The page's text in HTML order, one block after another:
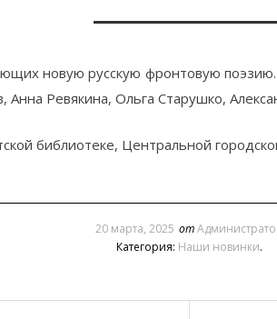
новую русскую фронтовую
Ревякина, Ольга Старушко,
библиотеке, Центральной
20 марта, 2025 от
Категория: Наши новинки.